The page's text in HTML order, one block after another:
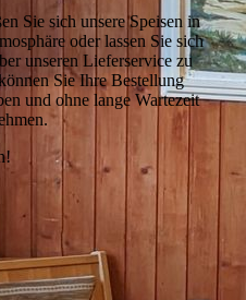
Sie sich unsere Speisen in
oder lassen Sie sich
unseren Lieferservice zu
Sie Ihre Bestellung
und ohne lange Wartezeit